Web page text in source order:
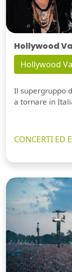
Hollywood
Hollywood
Il supergruppo
a tornare in
CONCERTI ED